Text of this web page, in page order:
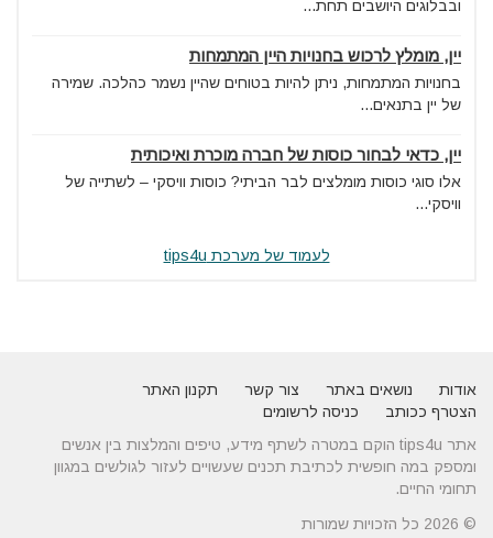
ובבלוגים היושבים תחת...
יין, מומלץ לרכוש בחנויות היין המתמחות
בחנויות המתמחות, ניתן להיות בטוחים שהיין נשמר כהלכה. שמירה
של יין בתנאים...
יין, כדאי לבחור כוסות של חברה מוכרת ואיכותית
אלו סוגי כוסות מומלצים לבר הביתי? כוסות וויסקי – לשתייה של
וויסקי...
לעמוד של מערכת tips4u
אודות נושאים באתר צור קשר
תקנון האתר
הצטרף ככותב
כניסה לרשומים
אתר tips4u הוקם במטרה לשתף מידע, טיפים והמלצות בין אנשים
ומספק במה חופשית לכתיבת תכנים שעשויים לעזור לגולשים במגוון
תחומי החיים.
© 2026 כל הזכויות שמורות